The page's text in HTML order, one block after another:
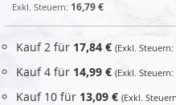
16,79 €
Kauf 2 für 17,84 €
Kauf 4 für 14,99 €
Kauf 10 für 13,09 €